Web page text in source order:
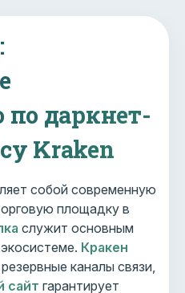
по даркнет-
Kraken
собой современную
площадку в
служит основным
Кракен
каналы связи,
сайт гарантирует